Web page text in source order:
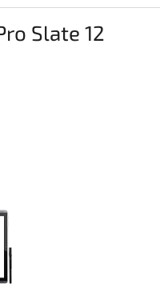
Slate 12